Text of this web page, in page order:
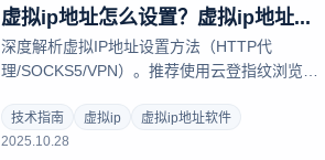
虚拟ip地址怎么设置？虚拟ip地址怎么弄？
深度解析虚拟IP地址设置方法（HTTP代
理/SOCKS5/VPN）。推荐使用云登指纹浏览
技术，一键解决跨境电商、社媒多账号防关联难
题。安全高效，免费下载体验！
技术指南 虚拟ip
虚拟ip地址软件
2025.10.28